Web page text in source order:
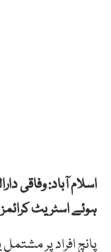
اسلام آباد: وفاقی
ہوئے اسٹریٹ
پانچ افراد پر